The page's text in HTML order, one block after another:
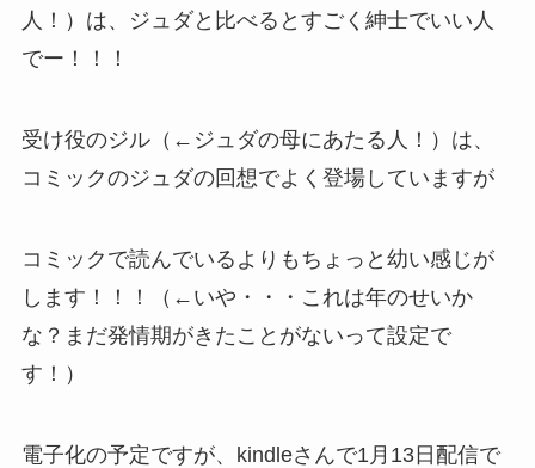
人！）は、ジュダと比べるとすごく紳士でいい人
でー！！！
受け役のジル（←ジュダの母にあたる人！）は、
コミックのジュダの回想でよく登場していますが
コミックで読んでいるよりもちょっと幼い感じが
します！！！（←いや・・・これは年のせいか
な？まだ発情期がきたことがないって設定で
す！）
電子化の予定ですが、kindleさんで1月13日配信で